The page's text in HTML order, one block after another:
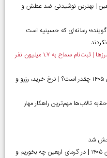
| بهترین نوشیدنی ضد عطش و
گوینده؛ رسانه‌ای که حسینیه است
آغاز رسمی برنامه‌های اربعین ۱۴۰۵ در مرز‌ها | ثبت‌نام سماح به ۱.۷ میلیون نفر
قیمت قبر در بهشت زهرا (س) در سال ۱۴۰۵ چقدر است؟ | نرخ خرید، رزرو و
تالاب‌ها مهم‌ترین راهکار مهار
شد
توصیه‌های تغذیه‌ای برای زائران اربعین ۱۴۰۵ | در گرمای اربعین چه بخوریم و